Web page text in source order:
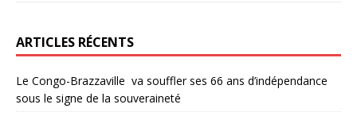
ARTICLES RÉCENTS
Le Congo-Brazzaville va souffler ses 66 ans d’indépendance
sous le signe de la souveraineté